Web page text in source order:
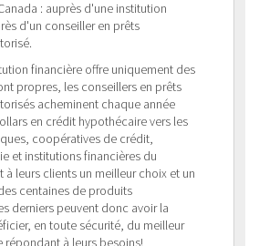
: auprès d'une institution
d'un conseiller en prêts
financière offre uniquement des
propres, les conseillers en prêts
acheminent chaque année
en crédit hypothécaire vers les
coopératives de crédit,
et institutions financières du
à leurs clients un meilleur choix et un
centaines de produits
derniers peuvent donc avoir la
en toute sécurité, du meilleur
répondant à leurs besoins!